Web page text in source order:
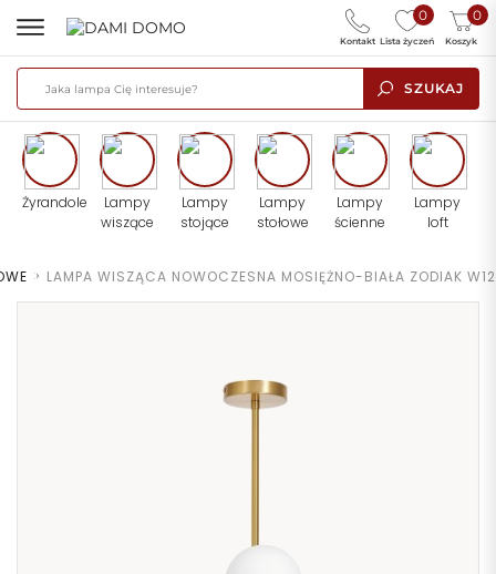
SZUKAJ
0
Lista życzeń
0
Koszyk
Kontakt
Żyrandole
Lampy
wiszące
Lampy
stojące
Lampy
stołowe
Lampy
ścienne
Lampy
loft
> LAMPA WISZĄCA NOWOCZESNA MOSIĘŻNO-BIAŁA ZODIAK W12